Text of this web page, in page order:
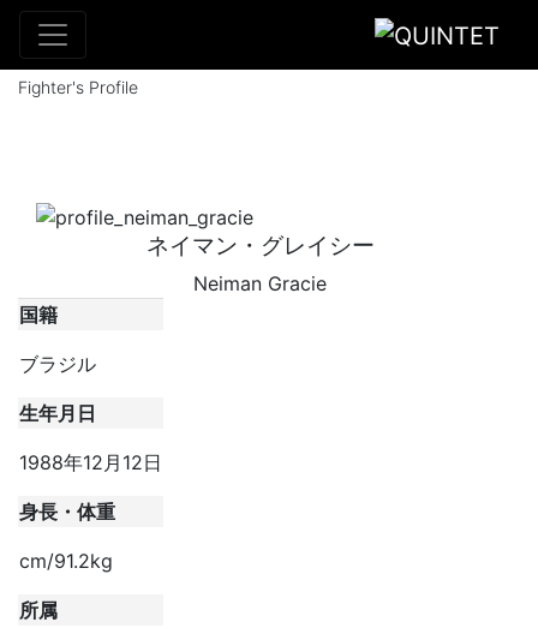
選手プロフィール
Fighter's Profile
ネイマン・グレイシー
Neiman Gracie
国籍
ブラジル
生年月日
1988年12月12日
身長・体重
cm/91.2kg
所属